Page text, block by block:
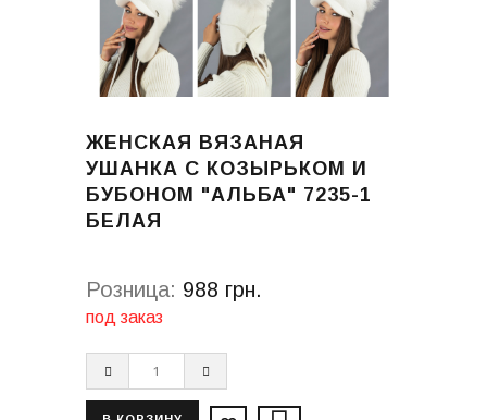
ЖЕНСКАЯ ВЯЗАНАЯ
УШАНКА С КОЗЫРЬКОМ И
БУБОНОМ "АЛЬБА" 7235-1
БЕЛАЯ
Розница: 988 грн.
под заказ